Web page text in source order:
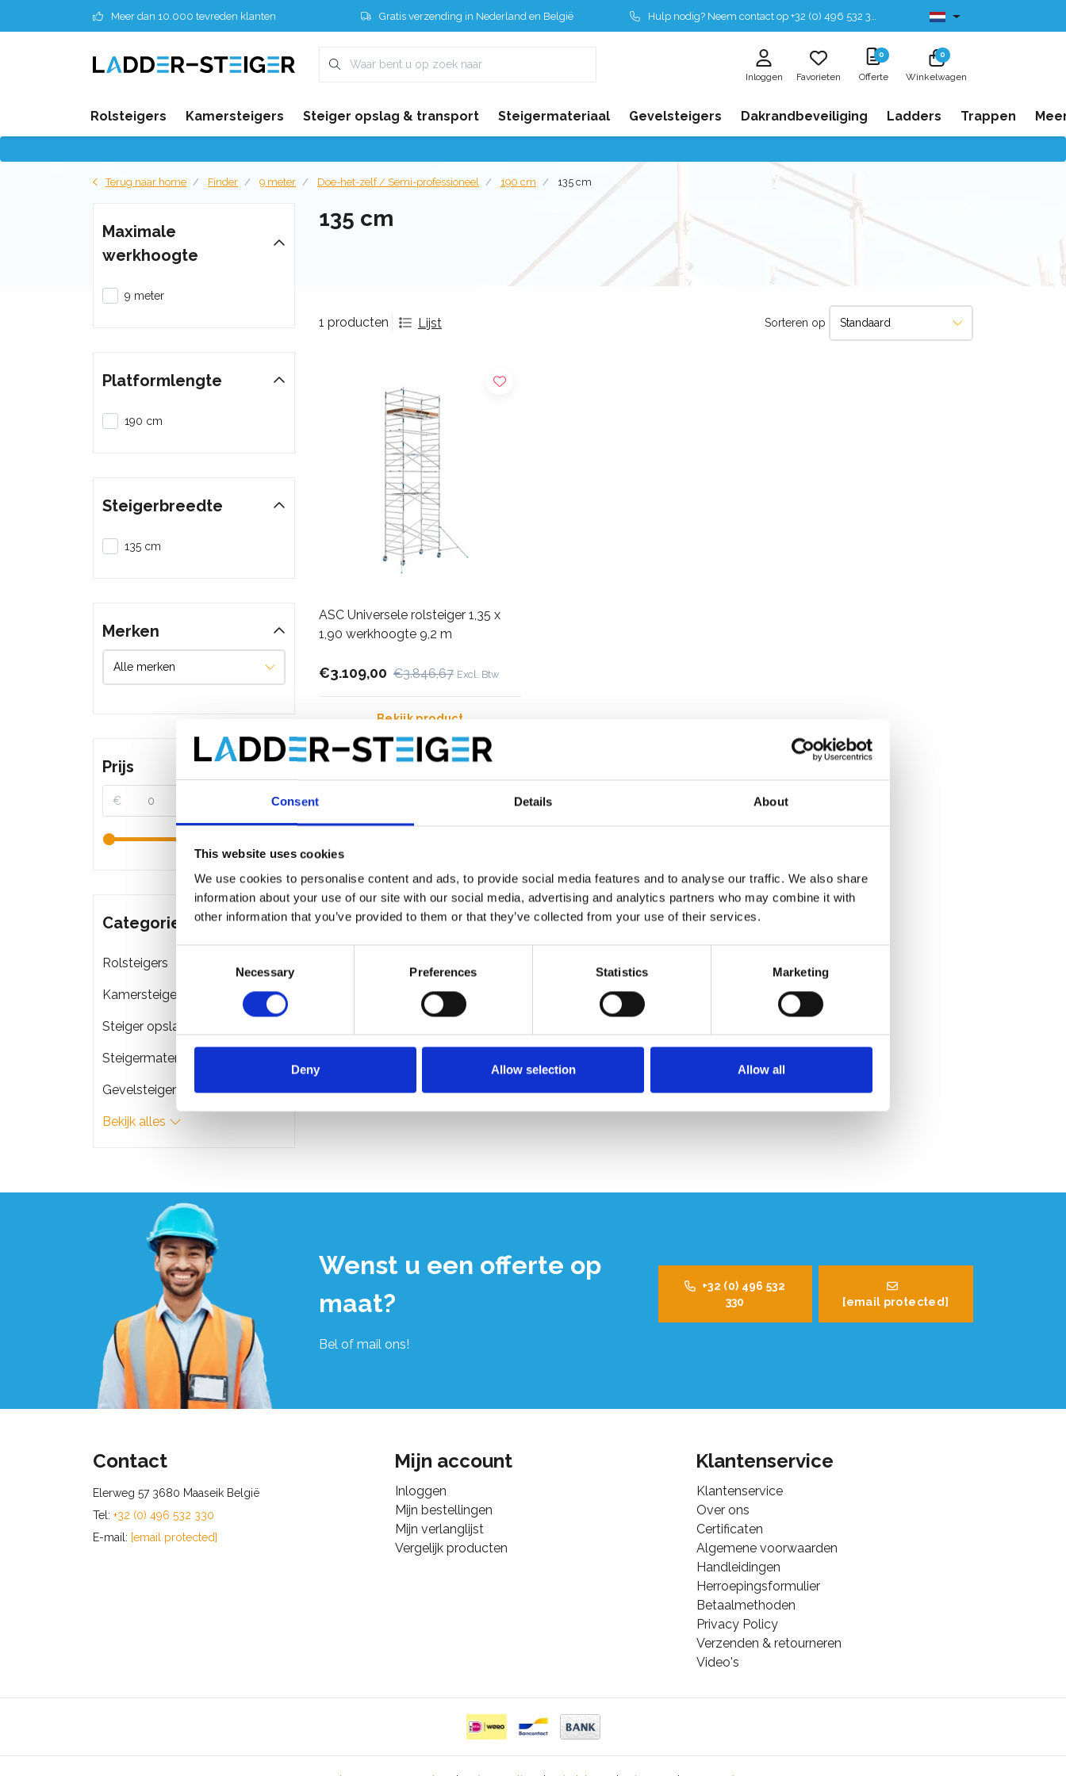
Consent Details About
This website uses cookies
We use cookies to personalise content and ads, to provide social media features and to analyse our traffic. We also share
information about your use of our site with our social media, advertising and analytics partners who may combine it with
other information that you’ve provided to them or that they’ve collected from your use of their services.
Necessary Preferences Statistics Marketing
Deny Allow selection Allow all
Meer dan 10.000 tevreden klanten Gratis verzending in Nederland en België Hulp nodig? Neem contact op +32 (0) 496 532 330 Leverbaar uit voorraad
Inloggen Favorieten
0
Offerte
0
Winkelwagen
Rolsteigers Kamersteigers Steiger opslag & transport Steigermateriaal Gevelsteigers Dakrandbeveiliging Ladders Trappen
Terug naar home Finder 9 meter Doe-het-zelf / Semi-professioneel 190 cm 135 cm
135 cm
1 producten Lijst Sorteren op
ASC Universele rolsteiger 1,35 x
1,90 werkhoogte 9,2 m
€3.109,00 €3.846,67 Excl. Btw
Bekijk product
Maximale
werkhoogte
9 meter
Platformlengte
190 cm
Steigerbreedte
135 cm
Merken
Prijs
€
Categorieën
Rolsteigers
Kamersteigers
Steiger opslag & transport
Steigermateriaal
Gevelsteigers
Bekijk alles
Wenst u een offerte op
maat?
Bel of mail ons!
+32 (0) 496 532
330
[email protected]
Contact
Elerweg 57 3680 Maaseik België
Tel: +32 (0) 496 532 330
E-mail: [email protected]
Mijn account
Inloggen
Mijn bestellingen
Mijn verlanglijst
Vergelijk producten
Klantenservice
Klantenservice
Over ons
Certificaten
Algemene voorwaarden
Handleidingen
Herroepingsformulier
Betaalmethoden
Privacy Policy
Verzenden & retourneren
Video's